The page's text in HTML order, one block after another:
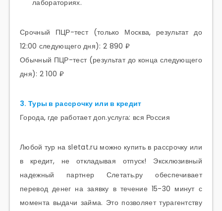
лабораториях.
Срочный ПЦР-тест (только Москва, результат до
12:00 следующего дня): 2 890 ₽
Обычный ПЦР-тест (результат до конца следующего
дня): 2 100 ₽
3. Туры в рассрочку или в кредит
Города, где работает доп.услуга: вся Россия
Любой тур на sletat.ru можно купить в рассрочку или
в кредит, не откладывая отпуск! Эксклюзивный
надежный партнер Слетать.ру обеспечивает
перевод денег на заявку в течение 15-30 минут с
момента выдачи займа. Это позволяет турагентству